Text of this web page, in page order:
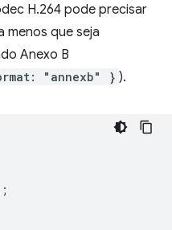
H.264 pode precisar
menos que seja
Anexo B
"annexb" } ).